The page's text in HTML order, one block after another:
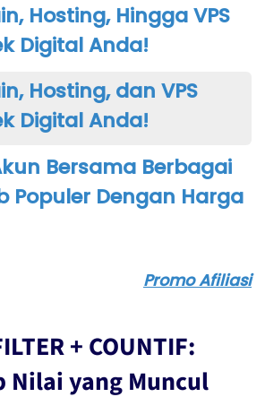
Hosting, Hingga VPS
Digital Anda!
Hosting, dan VPS
Digital Anda!
Bersama Berbagai
Populer Dengan Harga
Promo Afiliasi
+ COUNTIF:
Nilai yang Muncul